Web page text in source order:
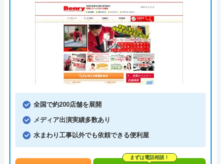
全国で約200店舗を展開
メディア出演実績多数あり
水まわり工事以外でも依頼できる便利屋
まずは電話相談！